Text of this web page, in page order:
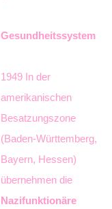
Gesundheitssystem
1949 In der
amerikanischen
Besatzungszone
(Baden-Würt­temberg,
Bayern, Hessen)
über­nehmen die
Nazifunktionäre